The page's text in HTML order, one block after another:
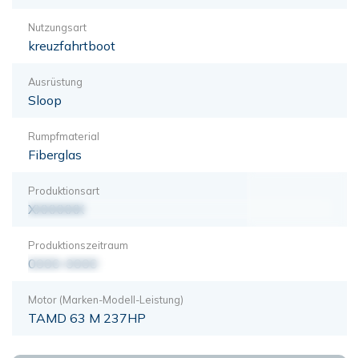
Nutzungsart
kreuzfahrtboot
Ausrüstung
Sloop
Rumpfmaterial
Fiberglas
Produktionsart
XXXXXXX
Produktionszeitraum
0000-0000
Motor (Marken-Modell-Leistung)
TAMD 63 M 237HP